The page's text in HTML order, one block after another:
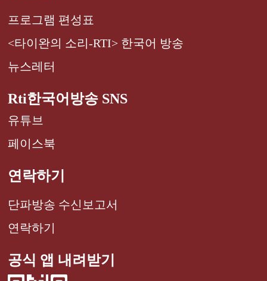
프로그램 편성표
<타이완의 소리-RTI> 한국어 방송
뉴스레터
Rti한국어방송 SNS
유튜브
페이스북
연락하기
단파방송 수신보고서
연락하기
공식 앱 내려받기